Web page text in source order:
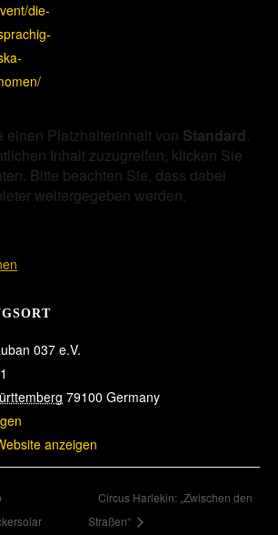
die-
037 e.V.
79100 Germany
anzeigen
einen Platzhalterinhalt von Standard.
Inhalt zuzugreifen, klicken Sie
Bitte beachten Sie, dass dabei
weitergegeben werden.
Circus Harlekin: „Zwischen den
Straßen“